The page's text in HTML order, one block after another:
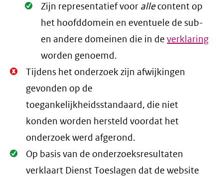
Oké.
Zijn representatief voor allecontent op
het hoofddomein en eventuele de sub-
en andere domeinen die in deverklaring
worden genoemd.
Niet
Oké.
Tijdens het onderzoek zijn afwijkingen
gevonden op de
toegankelijkheidsstandaard, die niet
konden worden hersteld voordat het
onderzoek werd afgerond.
Oké.
Op basis van de onderzoeksresultaten
verklaart Dienst Toeslagen dat de website